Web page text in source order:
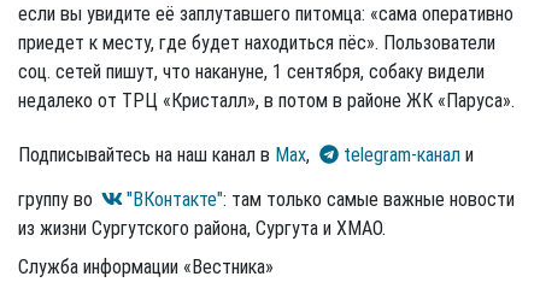
если вы увидите её заплутавшего питомца: «сама оперативно
приедет к месту, где будет находиться пёс». Пользователи
соц. сетей пишут, что накануне, 1 сентября, собаку видели
недалеко от ТРЦ «Кристалл», в потом в районе ЖК «Паруса».
Подписывайтесь на наш канал в Max, telegram-канал и
группу во
"ВКонтакте": там только самые важные новости
из жизни Сургутского района, Сургута и ХМАО.
Служба информации «Вестника»